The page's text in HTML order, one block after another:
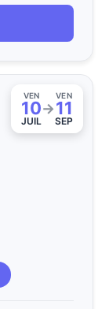
VEN
10
JUIL
→
VEN
11
SEP